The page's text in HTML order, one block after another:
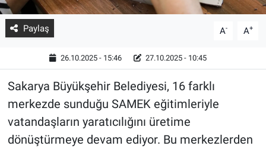
Paylaş A- A+
26.10.2025 - 15:46 27.10.2025 - 10:45
Sakarya Büyükşehir Belediyesi, 16 farklı
merkezde sunduğu SAMEK eğitimleriyle
vatandaşların yaratıcılığını üretime
dönüştürmeye devam ediyor. Bu merkezlerden